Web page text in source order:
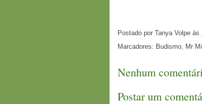
Postado por Tanya Volpe às
Marcadores: Budismo Mr
Nenhum
Postar um